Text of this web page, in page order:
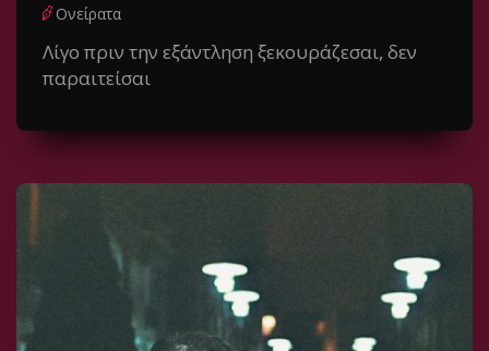
Ονείρατα
Λίγο πριν την εξάντληση ξεκουράζεσαι, δεν
παραιτείσαι